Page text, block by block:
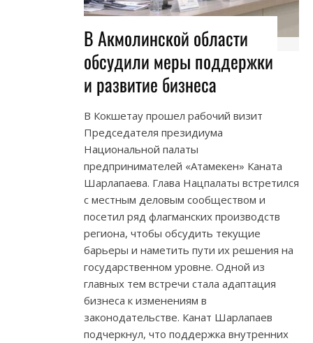
В Акмолинской области
обсудили меры поддержки
и развитие бизнеса
В Кокшетау прошел рабочий визит
Председателя президиума
Национальной палаты
предпринимателей «Атамекен» Каната
Шарлапаева. Глава Нацпалаты встретился
с местным деловым сообществом и
посетил ряд флагманских производств
региона, чтобы обсудить текущие
барьеры и наметить пути их решения на
государственном уровне. Одной из
главных тем встречи стала адаптация
бизнеса к изменениям в
законодательстве. Канат Шарлапаев
подчеркнул, что поддержка внутренних